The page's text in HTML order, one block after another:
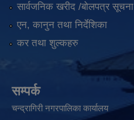
सार्वजनिक खरीद /बोलपत्र सूचना
एन, कानुन तथा निर्देशिका
कर तथा शुल्कहरु
सम्पर्क
चन्द्रागिरी नगरपालिका कार्यालय